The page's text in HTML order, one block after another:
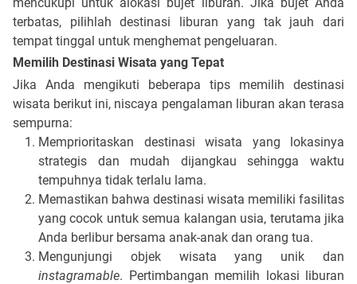
terbatas, pilihlah destinasi liburan yang tak jauh dari
tempat tinggal untuk menghemat pengeluaran.
Memilih Destinasi Wisata yang Tepat
Jika Anda mengikuti beberapa tips memilih destinasi
wisata berikut ini, niscaya pengalaman liburan akan terasa
sempurna:
Memprioritaskan destinasi wisata yang lokasinya
strategis dan mudah dijangkau sehingga waktu
tempuhnya tidak terlalu lama.
Memastikan bahwa destinasi wisata memiliki fasilitas
yang cocok untuk semua kalangan usia, terutama jika
Anda berlibur bersama anak-anak dan orang tua.
Mengunjungi objek wisata yang unik dan
instagramable. Pertimbangan memilih lokasi liburan